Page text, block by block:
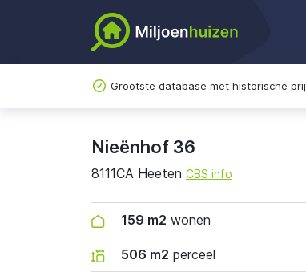
Grootste database met historische
Nieënhof 36
8111CA Heeten CBS info
159 m2 wonen
506 m2 perceel